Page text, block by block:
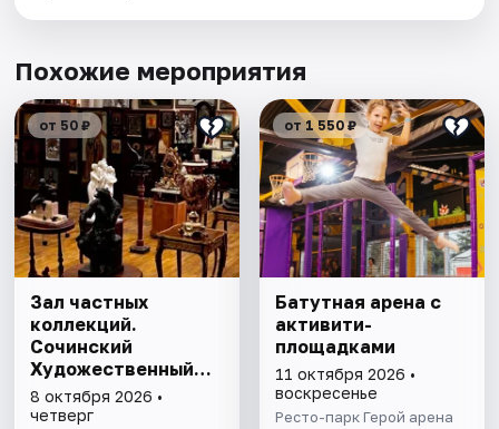
Похожие мероприятия
от 50 ₽
Зал частных
коллекций.
Сочинский
Художественный
музей им. Д.Д.
Жилинского
8 октября 2026 •
четверг
от 1 550 ₽
Батутная арена с
активити-
площадками
11 октября 2026 •
воскресенье
Ресто-парк Герой арена